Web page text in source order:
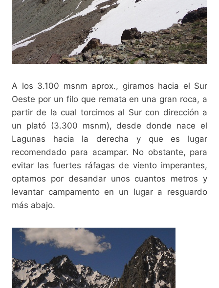
A los 3.100 msnm aprox., giramos hacia el Sur
Oeste por un filo que remata en una gran roca, a
partir de la cual torcimos al Sur con dirección a
un plató (3.300 msnm), desde donde nace el
Lagunas hacia la derecha y que es lugar
recomendado para acampar. No obstante, para
evitar las fuertes ráfagas de viento imperantes,
optamos por desandar unos cuantos metros y
levantar campamento en un lugar a resguardo
más abajo.